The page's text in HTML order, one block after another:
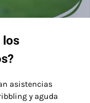
los
asistencias
y aguda